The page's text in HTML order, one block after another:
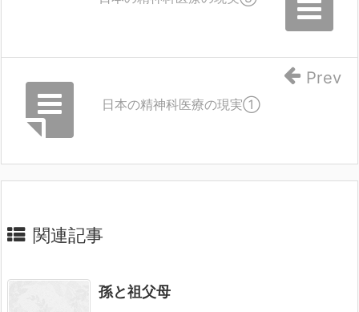
日本の精神科医療の現実①
Prev
関連記事
孫と祖父母